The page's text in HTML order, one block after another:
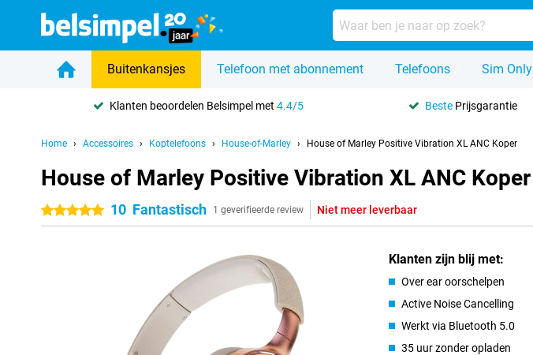
Buitenkansjes Telefoon met abonnement Telefoons Sim Only
Klanten beoordelen Belsimpel met4.4/5 Beste Prijsgarantie
Home Accessoires Koptelefoons House-of-Marley House of Marley Positive Vibration XL ANC Koper
House of Marley Positive Vibration XL ANC Koper
5 sterren10 Fantastisch 1 geverifieerde review Niet meer leverbaar
Klanten zijn blij met:
Over ear oorschelpen
Active Noise Cancelling
Werkt via Bluetooth 5.0
35 uur zonder opladen